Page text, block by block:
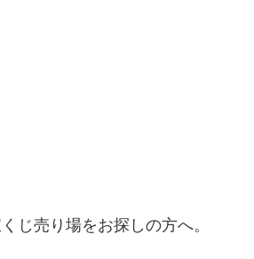
じ売り場をお探しの方へ。